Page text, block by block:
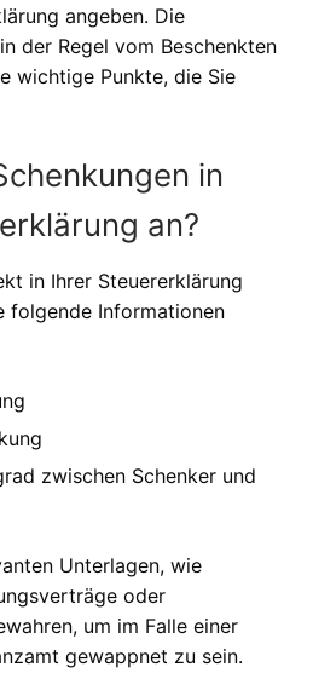
angeben. Die
der Regel vom Beschenkten
wichtige Punkte, die Sie
in
an?
in Ihrer Steuererklärung
folgende Informationen
zwischen Schenker und
Unterlagen, wie
oder
um im Falle einer
gewappnet zu sein.